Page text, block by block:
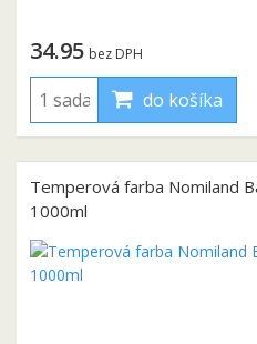
34.95 bez DPH
do košíka
Temperová farba Nomiland
1000ml